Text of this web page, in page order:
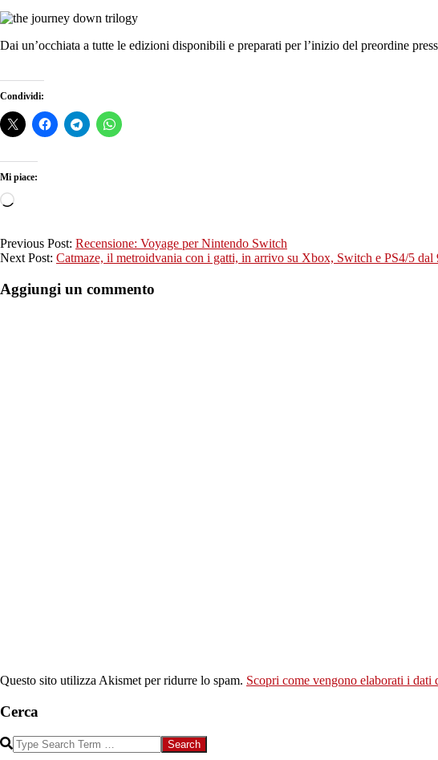
Dai un’occhiata a tutte le edizioni disponibili e preparati per l’inizio del preordine
Condividi:
Mi piace:
Caricamento
2022-
09-
Previous Post: Recensione: Voyage per Nintendo Switch
Next Post: Catmaze, il metroidvania con i gatti, in arrivo su Xbox, Switch e PS4/5 dal
Aggiungi un commento
Questo sito utilizza Akismet per ridurre lo spam. Scopri come vengono elaborati i dati
Cerca
Search